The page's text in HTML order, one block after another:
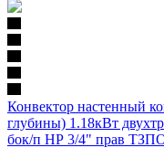
Конвектор настенный
глубины) 1.18кВт
бок/п НР 3/4" прав